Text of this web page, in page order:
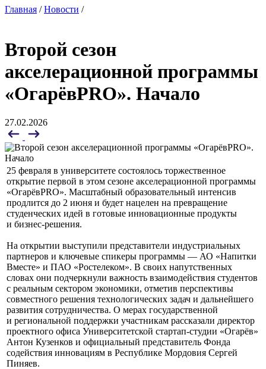
Главная /Новости /
Второй сезон
акселерационной программы
«ОгарёвPRO». Начало
27.02.2026
25 февраля в университете состоялось торжественное
открытие первой в этом сезоне акселерационной программы
«ОгарёвPRO». Масштабный образовательный интенсив
продлится до 2 июня и будет нацелен на превращение
студенческих идей в готовые инновационные продукты
и бизнес-решения.
На открытии выступили представители индустриальных
партнеров и ключевые спикеры программы — АО «Напитки
Вместе» и ПАО «Ростелеком». В своих напутственных
словах они подчеркнули важность взаимодействия студентов
с реальным сектором экономики, отметив перспективы
совместного решения технологических задач и дальнейшего
развития сотрудничества. О мерах государственной
и региональной поддержки участникам рассказали директор
проектного офиса Университетской стартап-студии «Огарёв»
Антон Кузенков и официальный представитель Фонда
содействия инновациям в Республике Мордовия Сергей
Пиняев.